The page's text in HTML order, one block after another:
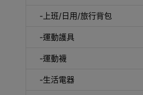
-上班/日用/旅行背包
-運動護具
-運動襪
-生活電器